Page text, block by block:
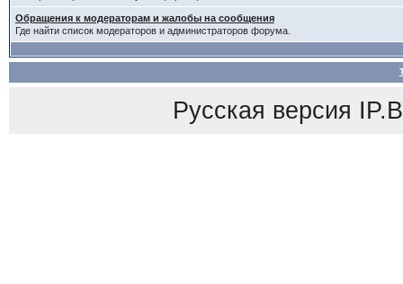
Обращения к модераторам и жалобы на сообщения
Где найти список модераторов и администраторов форума.
Русская версия